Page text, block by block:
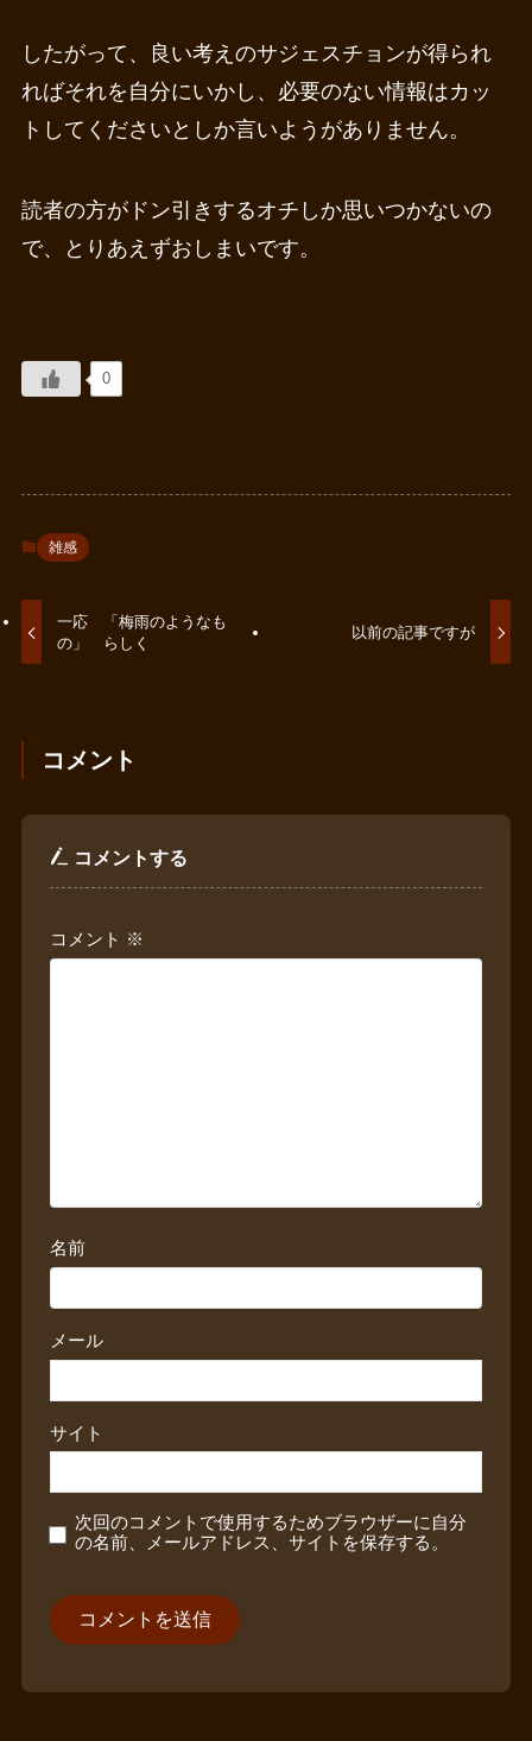
したがって、良い考えのサジェスチョンが得られ
ればそれを自分にいかし、必要のない情報はカッ
トしてくださいとしか言いようがありません。
読者の方がドン引きするオチしか思いつかないの
で、とりあえずおしまいです。
0
雑感
一応 「梅雨のようなも
の」 らしく
以前の記事ですが
コメント
コメントする
コメント ※
名前
メール
サイト
次回のコメントで使用するためブラウザーに自分
の名前、メールアドレス、サイトを保存する。